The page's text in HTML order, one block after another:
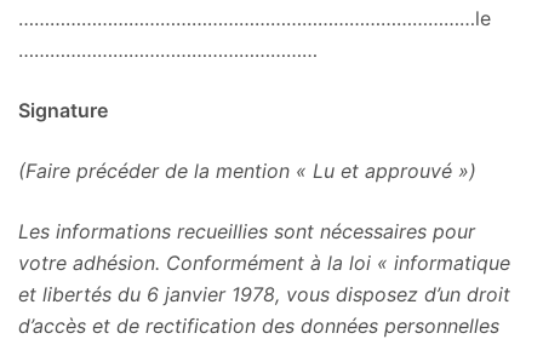
……………………………………………………………………………le
…………………………………………………
Signature
(Faire précéder de la mention « Lu et approuvé »)
Les informations recueillies sont nécessaires pour
votre adhésion. Conformément à la loi « informatique
et libertés du 6 janvier 1978, vous disposez d’un droit
d’accès et de rectification des données personnelles